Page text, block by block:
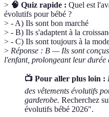
> 🧠 Quiz rapide : Quel est
évolutifs pour bébé ?
> - A) Ils sont bon marché
> - B) Ils s'adaptent à la
> - C) Ils sont toujours à la
> Réponse : B — Ils sont
l'enfant, prolongeant leur durée
📺 Pour aller plus loin :
des vêtements évolutifs
garderobe. Recherchez
évolutifs bébé 2026".